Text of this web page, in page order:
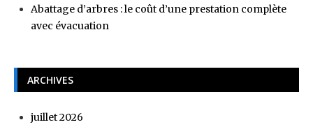
Abattage d’arbres : le coût d’une prestation complète
avec évacuation
ARCHIVES
juillet 2026